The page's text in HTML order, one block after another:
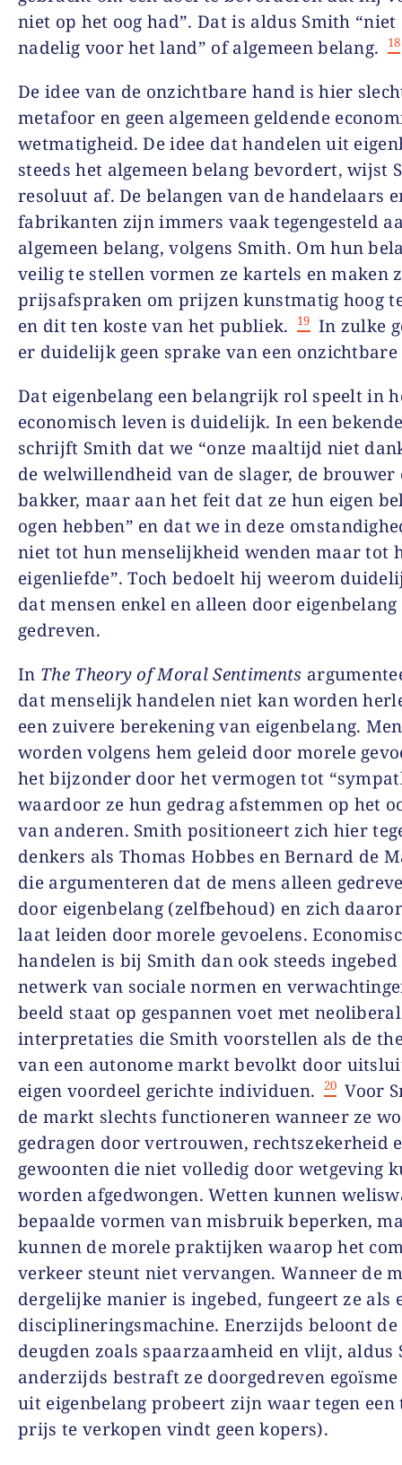
niet op het oog had”. Dat is aldus Smith
nadelig voor het land” of algemeen belang.
18
De idee van de onzichtbare hand is hier
metafoor en geen algemeen geldende
wetmatigheid. De idee dat handelen uit
steeds het algemeen belang bevordert, wijst
resoluut af. De belangen van de handelaars
fabrikanten zijn immers vaak tegengesteld
algemeen belang, volgens Smith. Om hun
veilig te stellen vormen ze kartels en maken
prijsafspraken om prijzen kunstmatig hoog
en dit ten koste van het publiek.
19 In zulke
er duidelijk geen sprake van een
Dat eigenbelang een belangrijk rol speelt in
economisch leven is duidelijk. In een
schrijft Smith dat we “onze maaltijd niet
de welwillendheid van de slager, de brouwer
bakker, maar aan het feit dat ze hun eigen
ogen hebben” en dat we in deze
niet tot hun menselijkheid wenden maar tot
eigenliefde”. Toch bedoelt hij weerom
dat mensen enkel en alleen door
gedreven.
In The Theory of Moral Sentiments
dat menselijk handelen niet kan worden
een zuivere berekening van eigenbelang.
worden volgens hem geleid door morele
het bijzonder door het vermogen tot
waardoor ze hun gedrag afstemmen op het
van anderen. Smith positioneert zich hier
denkers als Thomas Hobbes en Bernard de
die argumenteren dat de mens alleen
door eigenbelang (zelfbehoud) en zich
laat leiden door morele gevoelens.
handelen is bij Smith dan ook steeds
netwerk van sociale normen en
beeld staat op gespannen voet met
interpretaties die Smith voorstellen als de
van een autonome markt bevolkt door
eigen voordeel gerichte individuen.
20 Voor
de markt slechts functioneren wanneer ze
gedragen door vertrouwen, rechtszekerheid
gewoonten die niet volledig door wetgeving
worden afgedwongen. Wetten kunnen
bepaalde vormen van misbruik beperken,
kunnen de morele praktijken waarop het
verkeer steunt niet vervangen. Wanneer de
dergelijke manier is ingebed, fungeert ze als
disciplineringsmachine. Enerzijds beloont
deugden zoals spaarzaamheid en vlijt, aldus
anderzijds bestraft ze doorgedreven
uit eigenbelang probeert zijn waar tegen een
prijs te verkopen vindt geen kopers).